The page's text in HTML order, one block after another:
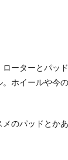
ーターとパッ
ホイールや今
のパッドとか